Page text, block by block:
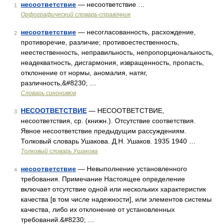
1 несоответствие — несоответствие …
Орфографический словарь-справочник
2 несоответствие — несогласованность, расхождение,
противоречие, различие; противоестественность,
неестественность, неправильность, непропорциональность,
неадекватность, дисгармония, извращенность, пропасть,
отклонение от нормы, аномалия, натяг,
различность,&#8230; …
Словарь синонимов
3 НЕСООТВЕТСТВИЕ — НЕСООТВЕТСТВИЕ,
несоответствия, ср. (книжн.). Отсутствие соответствия.
Явное несоответствие предыдущим рассуждениям.
Толковый словарь Ушакова. Д.Н. Ушаков. 1935 1940 …
Толковый словарь Ушакова
4 несоответствие — Невыполнение установленного
требования. Примечание Настоящее определение
включает отсутствие одной или нескольких характеристик
качества [в том числе надежности], или элементов системы
качества, либо их отклонение от установленных
требований.&#8230; …